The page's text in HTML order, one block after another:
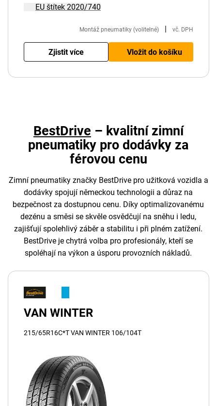
EU štítek 2020/740
Montáž pneumatiky (volitelné) | vč. DPH
Zjistit více Vložit do košíku
BestDrive – kvalitní zimní
pneumatiky pro dodávky za
férovou cenu
Zimní pneumatiky značky BestDrive pro užitková vozidla a
dodávky spojují německou technologii a důraz na
bezpečnost za dostupnou cenu. Díky optimalizovanému
dezénu a směsi se skvěle osvědčují na sněhu i ledu,
zajišťují spolehlivý záběr a stabilitu i při plném zatížení.
BestDrive je chytrá volba pro profesionály, kteří se
spoléhají na výkon a úsporu provozních nákladů.
VAN WINTER
215/65R16C*T VAN WINTER 106/104T